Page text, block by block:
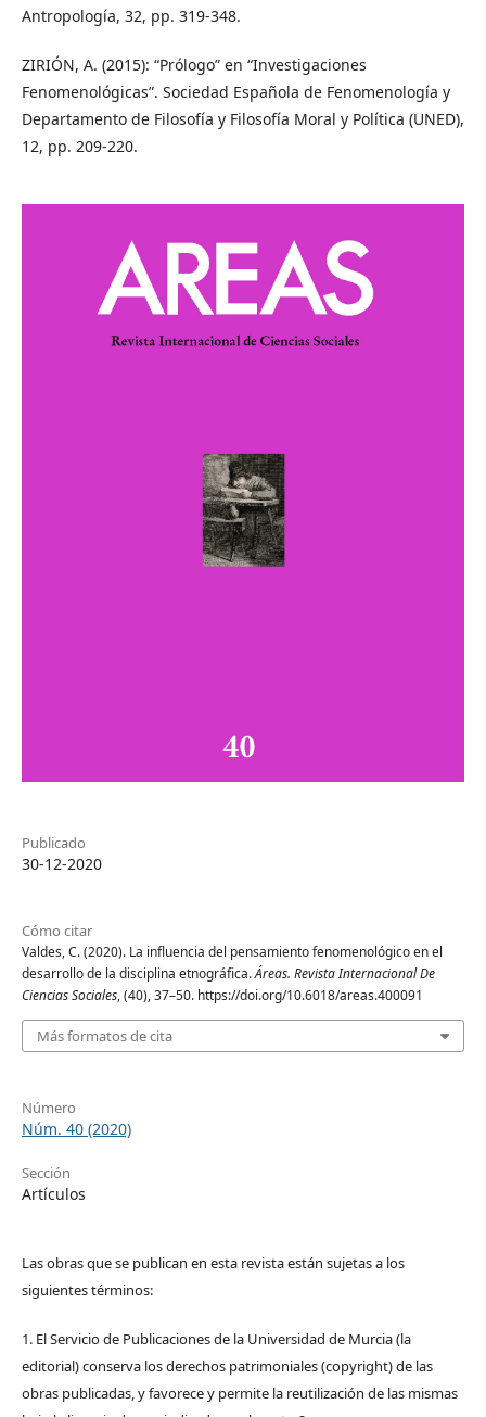
Antropología, 32, pp. 319-348.
ZIRIÓN, A. (2015): “Prólogo” en “Investigaciones
Fenomenológicas”. Sociedad Española de Fenomenología y
Departamento de Filosofía y Filosofía Moral y Política (UNED),
12, pp. 209-220.
Publicado
30-12-2020
Cómo citar
Valdes, C. (2020). La influencia del pensamiento fenomenológico en el
desarrollo de la disciplina etnográfica.Áreas. Revista Internacional De
Ciencias Sociales, (40), 37–50. https://doi.org/10.6018/areas.400091
Más formatos de cita
Número
Núm. 40 (2020)
Sección
Artículos
Las obras que se publican en esta revista están sujetas a los
siguientes términos:
1. El Servicio de Publicaciones de la Universidad de Murcia (la
editorial) conserva los derechos patrimoniales (copyright) de las
obras publicadas, y favorece y permite la reutilización de las mismas